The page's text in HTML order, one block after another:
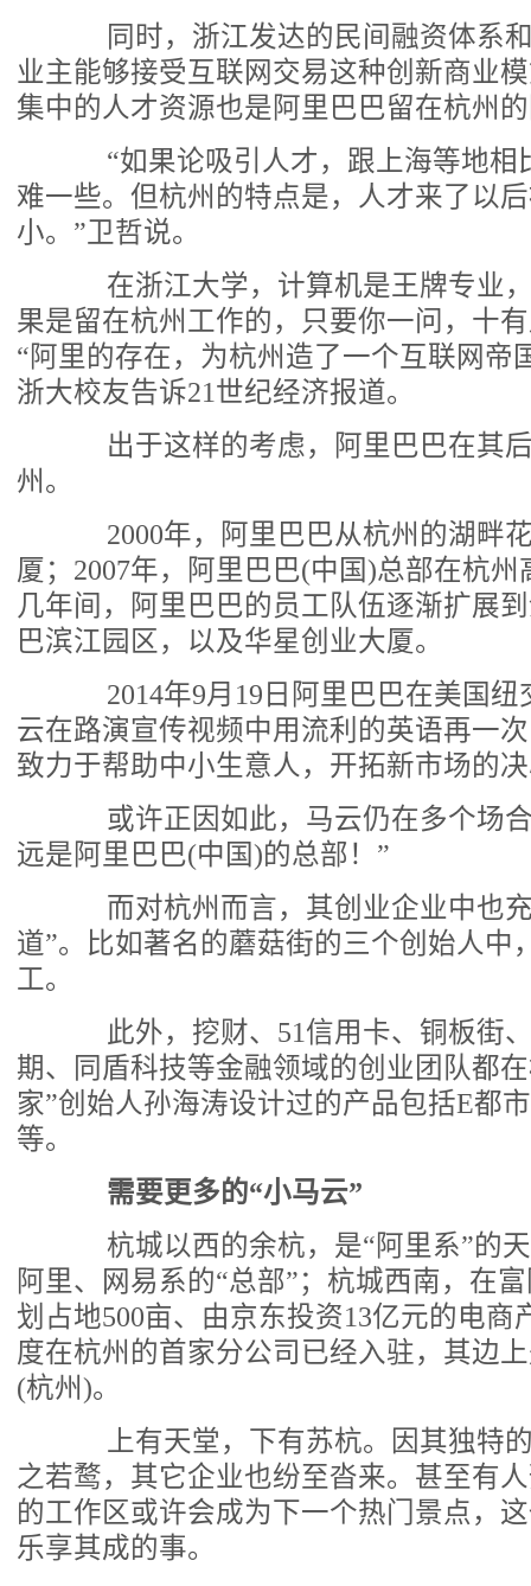
同时，浙江发达的民间融资体系和
业主能够接受互联网交易这种创新商业
集中的人才资源也是阿里巴巴留在杭州
“如果论吸引人才，跟上海等地相
难一些。但杭州的特点是，人才来了以
小。”卫哲说。
在浙江大学，计算机是王牌专业，
果是留在杭州工作的，只要你一问，十
“阿里的存在，为杭州造了一个互联网帝
浙大校友告诉21世纪经济报道。
出于这样的考虑，阿里巴巴在其后
州。
2000年，阿里巴巴从杭州的湖畔
厦；2007年，阿里巴巴(中国)总部在杭
几年间，阿里巴巴的员工队伍逐渐扩展
巴滨江园区，以及华星创业大厦。
2014年9月19日阿里巴巴在美国纽
云在路演宣传视频中用流利的英语再一
致力于帮助中小生意人，开拓新市场的
或许正因如此，马云仍在多个场合
远是阿里巴巴(中国)的总部！”
而对杭州而言，其创业企业中也充
道”。比如著名的蘑菇街的三个创始人中
工。
此外，挖财、51信用卡、铜板街
期、同盾科技等金融领域的创业团队都
家”创始人孙海涛设计过的产品包括E都
等。
需要更多的“小马云”
杭城以西的余杭，是“阿里系”的天
阿里、网易系的“总部”；杭城西南，在
划占地500亩、由京东投资13亿元的电商
度在杭州的首家分公司已经入驻，其边
(杭州)。
上有天堂，下有苏杭。因其独特的
之若鹜，其它企业也纷至沓来。甚至有
的工作区或许会成为下一个热门景点，
乐享其成的事。